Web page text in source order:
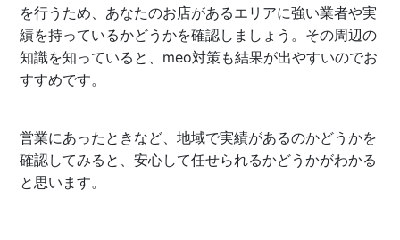
を行うため、あなたのお店があるエリアに強い業者や実
績を持っているかどうかを確認しましょう。その周辺の
知識を知っていると、meo対策も結果が出やすいのでお
すすめです。
営業にあったときなど、地域で実績があるのかどうかを
確認してみると、安心して任せられるかどうかがわかる
と思います。